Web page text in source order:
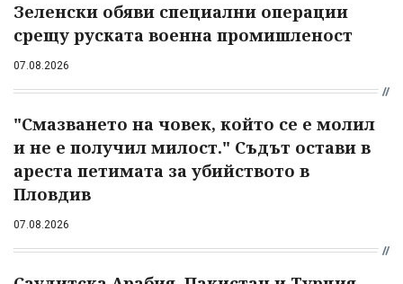
Зеленски обяви специални операции
срещу руската военна промишленост
07.08.2026
"Смазването на човек, който се е молил
и не е получил милост." Съдът остави в
ареста петимата за убийството в
Пловдив
07.08.2026